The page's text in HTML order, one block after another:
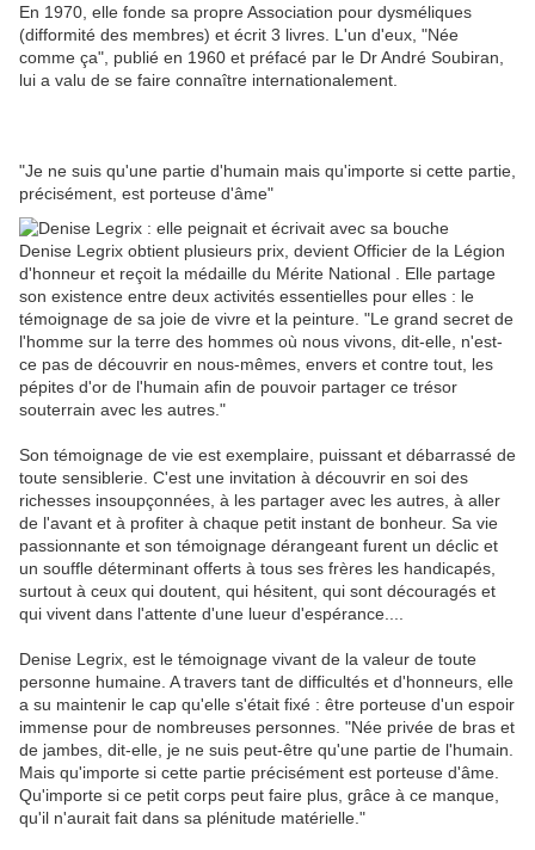
En 1970, elle fonde sa propre Association pour dysméliques
(difformité des membres) et écrit 3 livres. L'un d'eux, "Née
comme ça", publié en 1960 et préfacé par le Dr André Soubiran,
lui a valu de se faire connaître internationalement.
"Je ne suis qu'une partie d'humain mais qu'importe si cette partie,
précisément, est porteuse d'âme"
Denise Legrix obtient plusieurs prix, devient Officier de la Légion
d'honneur et reçoit la médaille du Mérite National .
Elle partage
son existence entre deux activités essentielles pour elles : le
témoignage de sa joie de vivre et la peinture. "Le grand secret de
l'homme sur la terre des hommes où nous vivons, dit-elle, n'est-
ce pas de découvrir en nous-mêmes, envers et contre tout, les
pépites d'or de l'humain afin de pouvoir partager ce trésor
souterrain avec les autres."
Son témoignage de vie est exemplaire, puissant et débarrassé de
toute sensiblerie. C'est une invitation à découvrir en soi des
richesses insoupçonnées, à les partager avec les autres, à aller
de l'avant et à profiter à chaque petit instant de bonheur. Sa vie
passionnante et son témoignage dérangeant furent un déclic et
un souffle déterminant offerts à tous ses frères les handicapés,
surtout à ceux qui doutent, qui hésitent, qui sont découragés et
qui vivent dans l'attente d'une lueur d'espérance....
Denise Legrix, est le témoignage vivant de la valeur de toute
personne humaine. A travers tant de difficultés et d'honneurs, elle
a su maintenir le cap qu'elle s'était fixé : être porteuse d'un espoir
immense pour de nombreuses personnes. "Née privée de bras et
de jambes, dit-elle, je ne suis peut-être qu'une partie de l'humain.
Mais qu'importe si cette partie précisément est porteuse d'âme.
Qu'importe si ce petit corps peut faire plus, grâce à ce manque,
qu'il n'aurait fait dans sa plénitude matérielle."